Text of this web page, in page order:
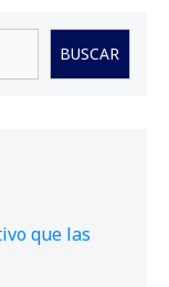
BUSCAR
que las